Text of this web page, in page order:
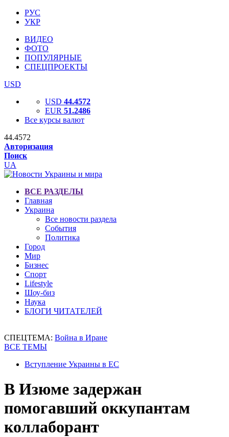
РУС
УКР
ВИДЕО
ФОТО
ПОПУЛЯРНЫЕ
СПЕЦПРОЕКТЫ
USD
USD 44.4572
EUR 51.2486
Все курсы валют
44.4572
Авторизация
Поиск
UA
ВСЕ РАЗДЕЛЫ
Главная
Украина
Все новости раздела
События
Политика
Город
Мир
Бизнес
Спорт
Lifestyle
Шоу-биз
Наука
БЛОГИ ЧИТАТЕЛЕЙ
СПЕЦТЕМА: Война в Иране
ВСЕ ТЕМЫ
Вступление Украины в ЕС
В Изюме задержан
помогавший оккупантам
коллаборант